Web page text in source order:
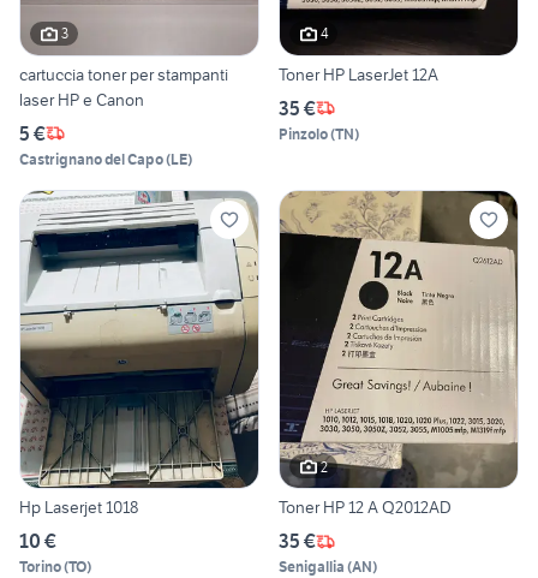
3
cartuccia toner per stampanti
laser HP e Canon
5 €
Castrignano del Capo(LE)
4
Toner HP LaserJet 12A
35 €
Pinzolo(TN)
Hp Laserjet 1018
10 €
Torino(TO)
2
Toner HP 12 A Q2012AD
35 €
Senigallia (AN)